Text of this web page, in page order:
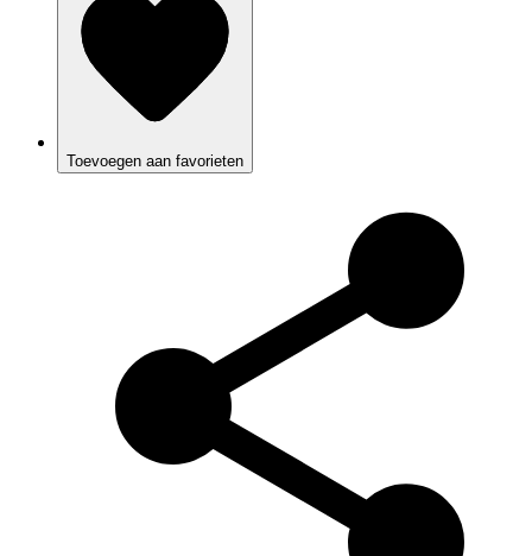
Toevoegen aan favorieten